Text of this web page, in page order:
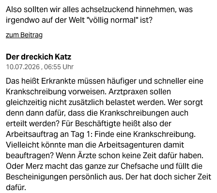
Also sollten wir alles achselzuckend hinnehmen, was
irgendwo auf der Welt "völlig normal" ist?
zum Beitrag
Der dreckich Katz
10.07.2026 , 06:55 Uhr
Das heißt Erkrankte müssen häufiger und schneller eine
Krankschreibung vorweisen. Arztpraxen sollen
gleichzeitig nicht zusätzlich belastet werden. Wer sorgt
denn dann dafür, dass die Krankschreibungen auch
erteilt werden? Für Beschäftigte heißt also der
Arbeitsauftrag an Tag 1: Finde eine Krankschreibung.
Vielleicht könnte man die Arbeitsagenturen damit
beauftragen? Wenn Ärzte schon keine Zeit dafür haben.
Oder Merz macht das ganze zur Chefsache und füllt die
Bescheinigungen persönlich aus. Der hat doch sicher Zeit
dafür.